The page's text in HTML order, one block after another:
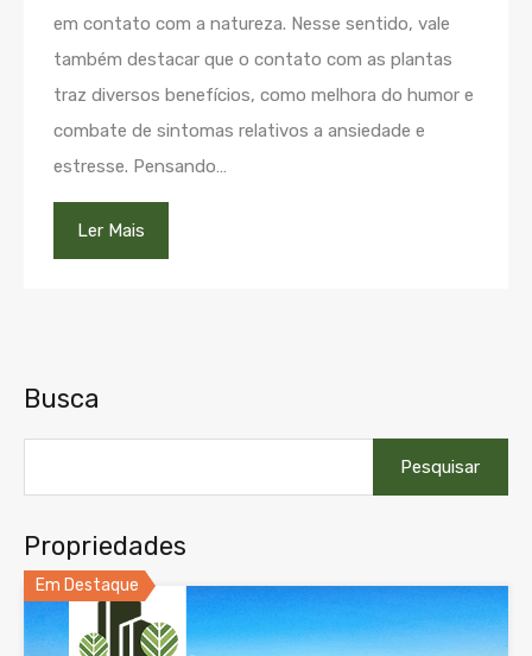
em contato com a natureza. Nesse sentido, vale
também destacar que o contato com as plantas
traz diversos benefícios, como melhora do humor e
combate de sintomas relativos a ansiedade e
estresse. Pensando…
Ler Mais
Busca
por:
Propriedades
Em Destaque